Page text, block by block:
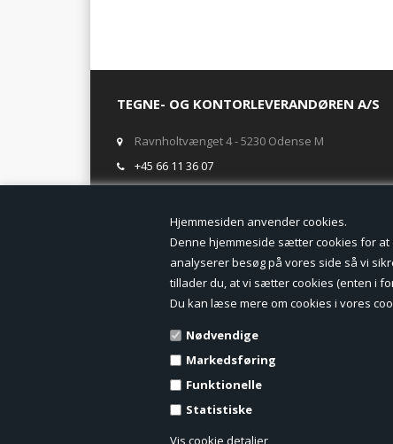
Hjemmesiden
Denne hjemmeside sætter cookies for
analyserer besøg på vores side så vi
tillader du, at vi sætter cookies (enten i
Du kan læse mere om cookies i vores
Nødvendige
Markedsføring
Funktionelle
Statistiske
Vis cookie detaljer
TEGNE- OG KONTORLEVERANDØREN A/S
Ravnholtvænget 4 - 5230 Odense M
+45 66 11 36 07
ÅBNINGSTIDER I BUTIKKEN
Mandag-Fredag: 8.00 - 17.00
Ring gerne for lagerstatus inden besøg i butikken